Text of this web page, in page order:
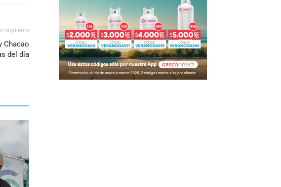
siguiente
Chacao
del día